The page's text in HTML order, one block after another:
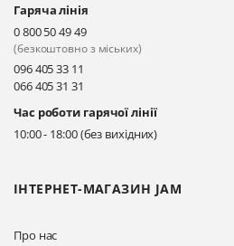
Київ, вул. Драгоманова 31-д
Прокласти маршрут
Київ, вул. Драгоманова 31-д
Прокласти маршрут
ІНТЕРНЕТ-МАГАЗИН JAM
Про нас
Гаряча лінія
0 800 50 49 49
(безкоштовно з міських)
096 405 33 11
066 405 31 31
Час роботи гарячої лінії
10:00 - 18:00 (без вихідних)